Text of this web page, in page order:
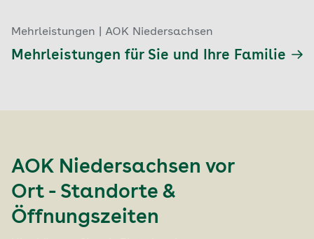
Mehrleistungen | AOK Niedersachsen
Mehrleistungen für Sie und Ihre Familie
AOK Niedersachsen vor
Ort - Standorte &
Öffnungszeiten